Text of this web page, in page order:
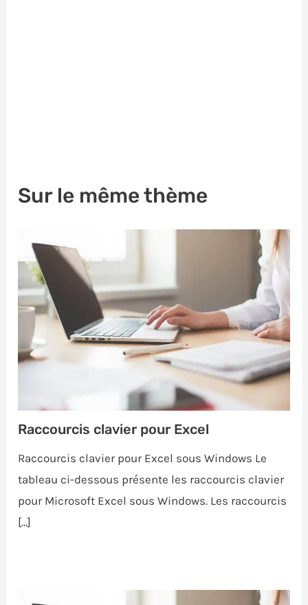
Sur le même thème
Raccourcis clavier pour Excel
Raccourcis clavier pour Excel sous Windows Le
tableau ci-dessous présente les raccourcis clavier
pour Microsoft Excel sous Windows. Les raccourcis
[…]